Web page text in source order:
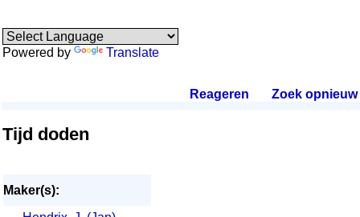
Powered by Translate
Reageren Zoek opnieuw.
Tijd doden
Maker(s):